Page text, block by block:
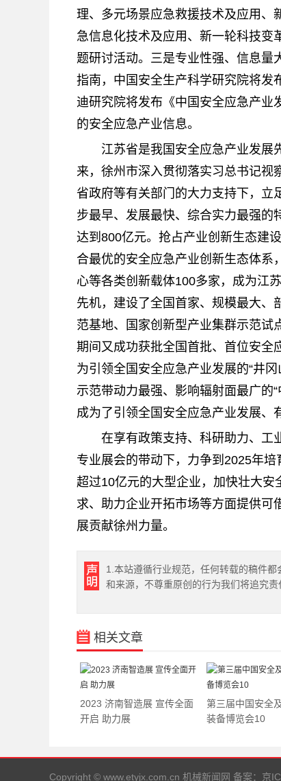
理、多元场景应急救援技术及应用、
急信息化技术及应用、新一轮科技变
题研讨活动。三是专业性强、信息量
指南，中国安全生产科学研究院将发
迪研究院将发布《中国安全应急产业
的安全应急产业信息。
江苏省是我国安全应急产业发展
来，徐州市深入贯彻落实习总书记视
省政府等有关部门的大力支持下，立
步最早、发展最快、综合实力最强的
达到800亿元。抢占产业创新生态建
合最优的安全应急产业创新生态体系
心等各类创新载体100多家，成为江
先机，建设了全国首家、规模最大、
范基地、国家创新型产业集群示范试
期间又成功获批全国首批、首位安全
为引领全国安全应急产业发展的“井
示范带动力最强、影响辐射面最广的
成为了引领全国安全应急产业发展、
在享有政策支持、科研助力、工
专业展会的带动下，力争到2025年
超过10亿元的大型企业，加快壮大
求、助力企业开拓市场等方面提供可
展贡献徐州力量。
1.本站遵循行业规范，任何转载的稿件
和来源，不尊重原创的行为我们将追究
相关文章
2023 济南智造展 宣传全面
开启 助力展
第三届中国安全
装备博览会10
Copyright © www.etyjx.com.cn 机械新闻网 备案：京